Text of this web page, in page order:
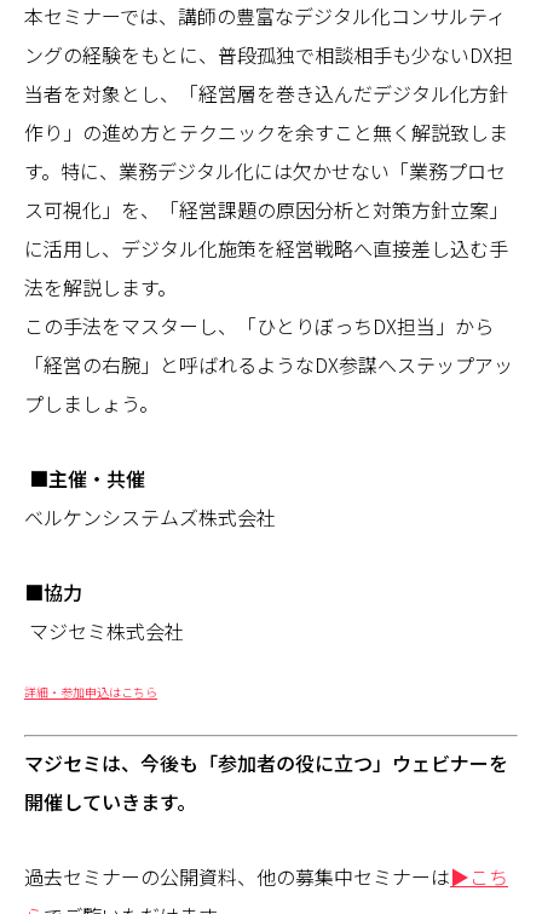
本セミナーでは、講師の豊富なデジタル化コンサルティ
ングの経験をもとに、普段孤独で相談相手も少ないDX担
当者を対象とし、「経営層を巻き込んだデジタル化方針
作り」の進め方とテクニックを余すこと無く解説致しま
す。特に、業務デジタル化には欠かせない「業務プロセ
ス可視化」を、「経営課題の原因分析と対策方針立案」
に活用し、デジタル化施策を経営戦略へ直接差し込む手
法を解説します。
この手法をマスターし、「ひとりぼっちDX担当」から
「経営の右腕」と呼ばれるようなDX参謀へステップアッ
プしましょう。
■主催・共催
ベルケンシステムズ株式会社
■協力
マジセミ株式会社
詳細・参加申込はこちら
マジセミは、今後も「参加者の役に立つ」ウェビナーを
開催していきます。
過去セミナーの公開資料、他の募集中セミナーは▶こち